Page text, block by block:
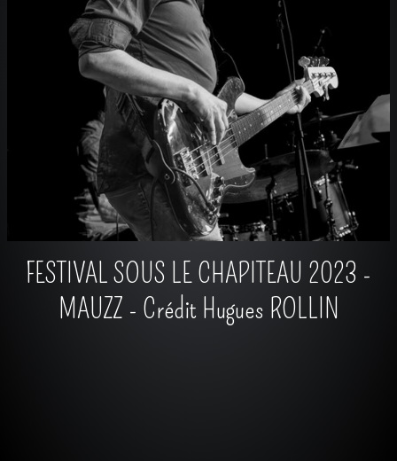
FESTIVAL SOUS LE CHAPITEAU 2023 -
MAUZZ - Crédit Hugues ROLLIN